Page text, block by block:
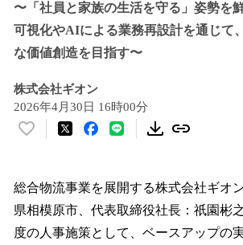
〜「社員と家族の生活を守る」姿勢を
可視化やAIによる業務再設計を通じて
な価値創造を目指す〜
株式会社ギオン
2026年4月30日 16時00分
い
！
数
を
読
総合物流事業を展開する株式会社ギオ
県相模原市、代表取締役社長：祇󠄀園彬
度の人事施策として、ベースアップの